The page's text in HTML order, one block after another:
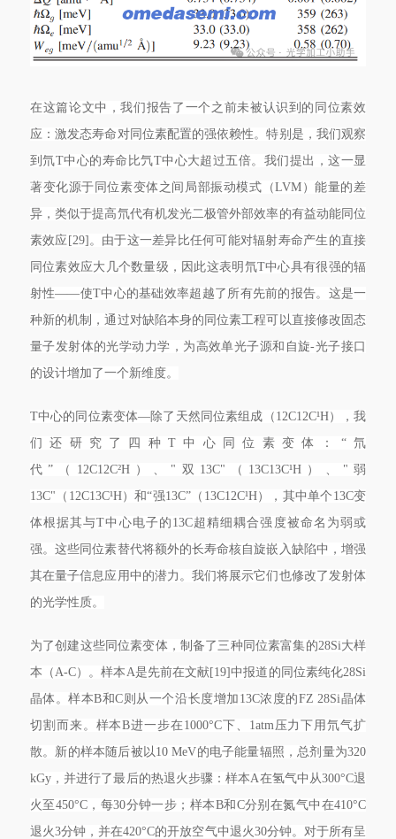
在这篇论文中，我们报告了一个之前未被认识到的同位素效
应：激发态寿命对同位素配置的强依赖性。特别是，我们观察
到氘T中心的寿命比氕T中心大超过五倍。我们提出，这一显
著变化源于同位素变体之间局部振动模式（LVM）能量的差
异，类似于提高氘代有机发光二极管外部效率的有益动能同位
素效应[29]。由于这一差异比任何可能对辐射寿命产生的直接
同位素效应大几个数量级，因此这表明氘T中心具有很强的辐
射性——使T中心的基础效率超越了所有先前的报告。这是一
种新的机制，通过对缺陷本身的同位素工程可以直接修改固态
量子发射体的光学动力学，为高效单光子源和自旋-光子接口
的设计增加了一个新维度。
T中心的同位素变体—除了天然同位素组成（12C12C¹H），我
们还研究了四种T中心同位素变体：“氘
代”（12C12C²H）、"双13C"（13C13C¹H）、"弱
13C"（12C13C¹H）和“强13C”（13C12C¹H），其中单个13C变
体根据其与T中心电子的13C超精细耦合强度被命名为弱或
强。这些同位素替代将额外的长寿命核自旋嵌入缺陷中，增强
其在量子信息应用中的潜力。我们将展示它们也修改了发射体
的光学性质。
为了创建这些同位素变体，制备了三种同位素富集的28Si大样
本（A-C）。样本A是先前在文献[19]中报道的同位素纯化28Si
晶体。样本B和C则从一个沿长度增加13C浓度的FZ 28Si晶体
切割而来。样本B进一步在1000°C下、1atm压力下用氘气扩
散。新的样本随后被以10 MeV的电子能量辐照，总剂量为320
kGy，并进行了最后的热退火步骤：样本A在氢气中从300°C退
火至450°C，每30分钟一步；样本B和C分别在氮气中在410°C
退火3分钟，并在420°C的开放空气中退火30分钟。对于所有呈